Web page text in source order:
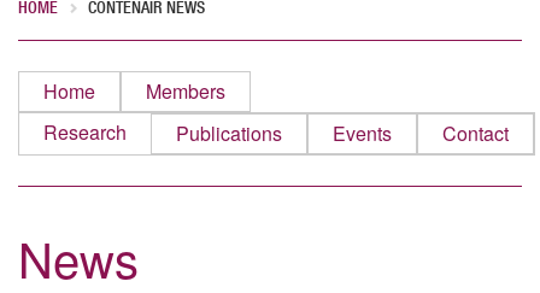
HOME CONTENAIR NEWS
Home
Members
Research
Publications Events Contact
News